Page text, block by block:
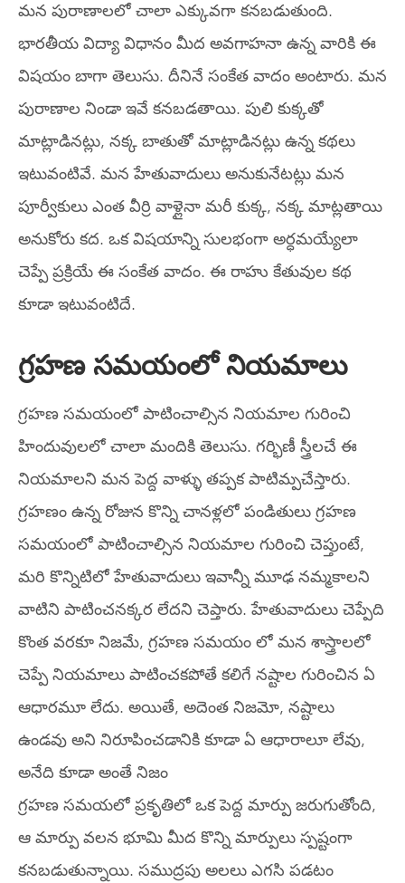
మన పురాణాలలో చాలా ఎక్కువగా కనబడుతుంది.
భారతీయ విద్యా విధానం మీద అవగాహనా ఉన్న వారికి ఈ
విషయం బాగా తెలుసు. దీనినే సంకేత వాదం అంటారు. మన
పురాణాల నిండా ఇవే కనబడతాయి. పులి కుక్కతో
మాట్లాడినట్లు, నక్క బాతుతో మాట్లాడినట్లు ఉన్న కథలు
ఇటువంటివే. మన హేతువాదులు అనుకునేటట్లు మన
పూర్వీకులు ఎంత వీర్రి వాళ్లైనా మరీ కుక్క, నక్క మాట్లతాయి
అనుకోరు కద. ఒక విషయాన్ని సులభంగా అర్ధమయ్యేలా
చెప్పే ప్రక్రియే ఈ సంకేత వాదం. ఈ రాహు కేతువుల కథ
కూడా ఇటువంటిదే.
గ్రహణ సమయంలో నియమాలు
గ్రహణ సమయంలో పాటించాల్సిన నియమాల గురించి
హిందువులలో చాలా మందికి తెలుసు. గర్భిణీ స్త్రీలచే ఈ
నియమాలని మన పెద్ద వాళ్ళు తప్పక పాటిమ్పచేస్తారు.
గ్రహణం ఉన్న రోజున కొన్ని చానళ్లలో పండితులు గ్రహణ
సమయంలో పాటించాల్సిన నియమాల గురించి చెప్తుంటే,
మరి కొన్నిటిలో హేతువాదులు ఇవాన్నీ మూఢ నమ్మకాలని
వాటిని పాటించనక్కర లేదని చెప్తారు. హేతువాదులు చెప్పేది
కొంత వరకూ నిజమే, గ్రహణ సమయం లో మన శాస్త్రాలలో
చెప్పే నియమాలు పాటించకపోతే కలిగే నష్టాల గురించిన ఏ
ఆధారమూ లేదు. అయితే, అదెంత నిజమో, నష్టాలు
ఉండవు అని నిరూపించడానికి కూడా ఏ ఆధారాలూ లేవు,
అనేది కూడా అంతే నిజం
గ్రహణ సమయలో ప్రకృతిలో ఒక పెద్ద మార్పు జరుగుతోంది,
ఆ మార్పు వలన భూమి మీద కొన్ని మార్పులు స్పష్టంగా
కనబడుతున్నాయి. సముద్రపు అలలు ఎగసి పడటం